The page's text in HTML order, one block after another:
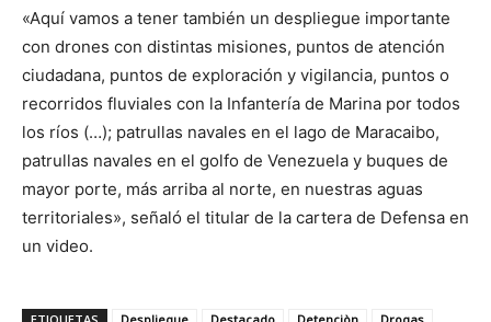
«Aquí vamos a tener también un despliegue importante
con drones con distintas misiones, puntos de atención
ciudadana, puntos de exploración y vigilancia, puntos o
recorridos fluviales con la Infantería de Marina por todos
los ríos (…); patrullas navales en el lago de Maracaibo,
patrullas navales en el golfo de Venezuela y buques de
mayor porte, más arriba al norte, en nuestras aguas
territoriales», señaló el titular de la cartera de Defensa en
un video.